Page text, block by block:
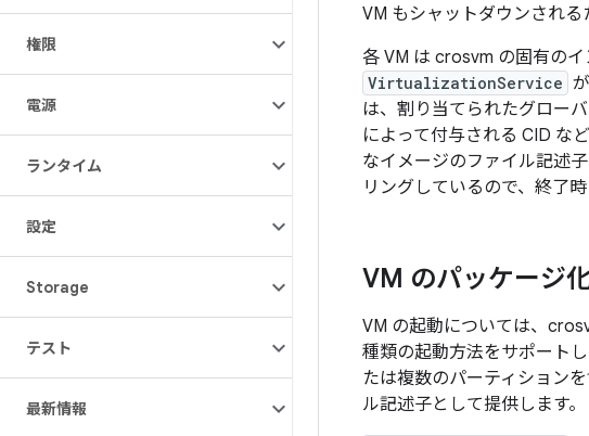
権限
電源
ランタイム
設定
Storage
テスト
最新情報
VM もシャットダウンされる
各 VM は crosvm の固有の
VirtualizationService
は、割り当てられたグロー
によって付与される CID な
なイメージのファイル記述子
リングしているので、終了
VM のパッケージ
VM の起動については、
種類の起動方法をサポート
たは複数のパーティション
ル記述子として提供します。